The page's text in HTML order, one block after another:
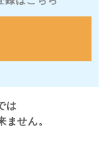
は
ません。